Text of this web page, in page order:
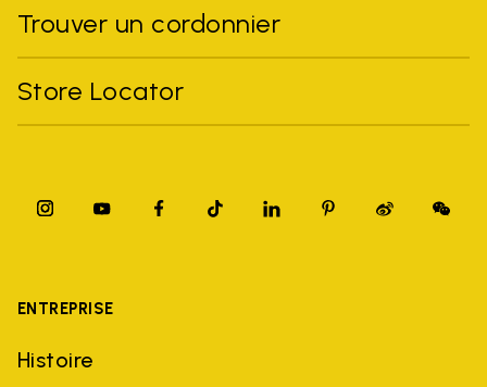
Trouver un cordonnier
Store Locator
ENTREPRISE
Histoire